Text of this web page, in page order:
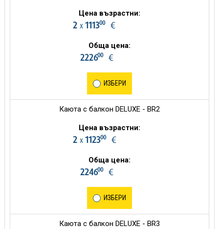
Цена възрастни:
2 х 111300€
Обща цена:
222600€
ИЗБЕРИ
Каюта с балкон DELUXE - BR2
Цена възрастни:
2 х 112300€
Обща цена:
224600€
ИЗБЕРИ
Каюта с балкон DELUXE - BR3